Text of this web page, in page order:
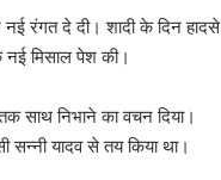
रंगत दे दी। शादी के दिन हादसे
मिसाल पेश की।
साथ निभाने का वचन दिया।
सन्नी यादव से तय किया था।